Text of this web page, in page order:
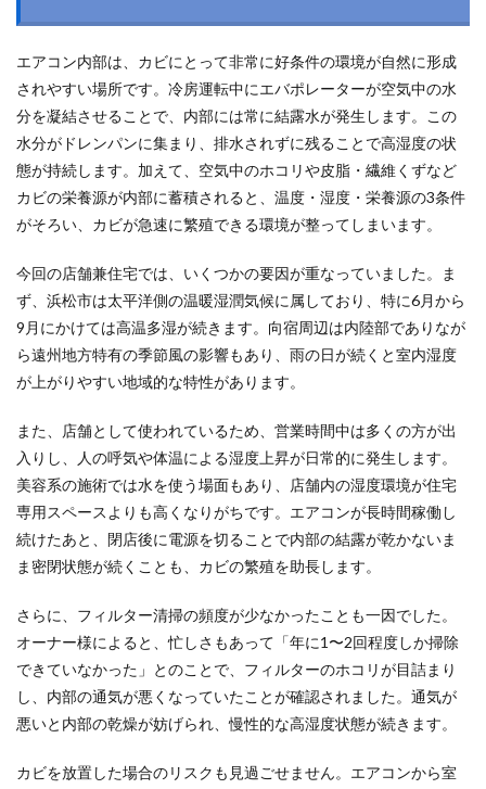
エアコン内部は、カビにとって非常に好条件の環境が自然に形成
されやすい場所です。冷房運転中にエバポレーターが空気中の水
分を凝結させることで、内部には常に結露水が発生します。この
水分がドレンパンに集まり、排水されずに残ることで高湿度の状
態が持続します。加えて、空気中のホコリや皮脂・繊維くずなど
カビの栄養源が内部に蓄積されると、温度・湿度・栄養源の3条件
がそろい、カビが急速に繁殖できる環境が整ってしまいます。
今回の店舗兼住宅では、いくつかの要因が重なっていました。ま
ず、浜松市は太平洋側の温暖湿潤気候に属しており、特に6月から
9月にかけては高温多湿が続きます。向宿周辺は内陸部でありなが
ら遠州地方特有の季節風の影響もあり、雨の日が続くと室内湿度
が上がりやすい地域的な特性があります。
また、店舗として使われているため、営業時間中は多くの方が出
入りし、人の呼気や体温による湿度上昇が日常的に発生します。
美容系の施術では水を使う場面もあり、店舗内の湿度環境が住宅
専用スペースよりも高くなりがちです。エアコンが長時間稼働し
続けたあと、閉店後に電源を切ることで内部の結露が乾かないま
ま密閉状態が続くことも、カビの繁殖を助長します。
さらに、フィルター清掃の頻度が少なかったことも一因でした。
オーナー様によると、忙しさもあって「年に1〜2回程度しか掃除
できていなかった」とのことで、フィルターのホコリが目詰まり
し、内部の通気が悪くなっていたことが確認されました。通気が
悪いと内部の乾燥が妨げられ、慢性的な高湿度状態が続きます。
カビを放置した場合のリスクも見過ごせません。エアコンから室